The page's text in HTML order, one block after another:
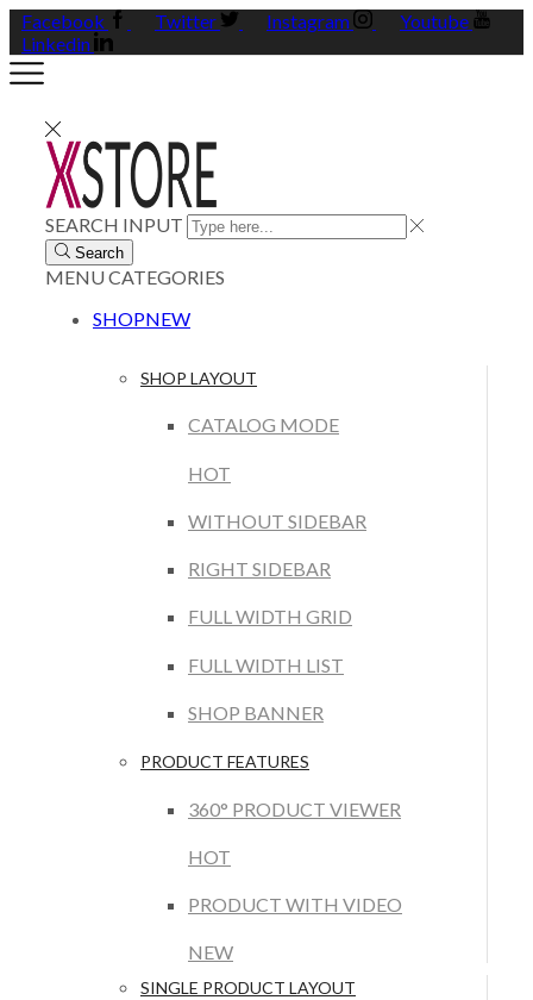
Facebook Twitter Instagram
Youtube
Linkedin
SEARCH INPUT
Search
MENUCATEGORIES
SHOPNEW
SHOP LAYOUT
CATALOG MODE
HOT
WITHOUT SIDEBAR
RIGHT SIDEBAR
FULL WIDTH GRID
FULL WIDTH LIST
SHOP BANNER
PRODUCT FEATURES
360° PRODUCT VIEWER
HOT
PRODUCT WITH VIDEO
NEW
SINGLE PRODUCT LAYOUT